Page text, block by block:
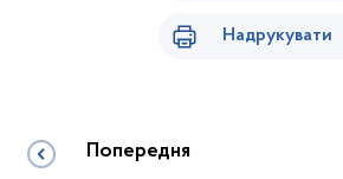
Надрукувати
Попередня